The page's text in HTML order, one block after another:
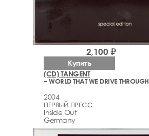
(CD) TANGENT
– WORLD THAT WE DRIVE THROUGH
2004
ПЕРВЫЙ ПРЕСС
Inside Out
Germany
2,100 ₽
Купить